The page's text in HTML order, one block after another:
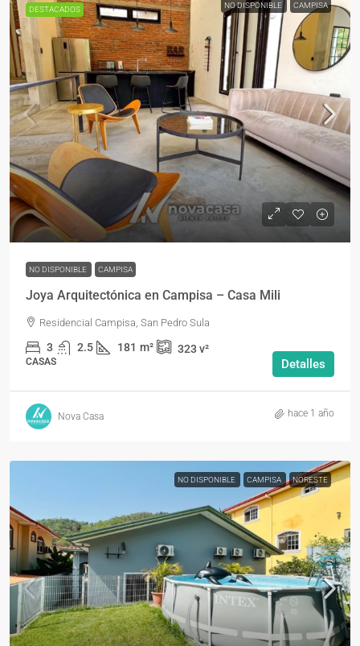
DESTACADOS NO DISPONIBLE CAMPISA
NO DISPONIBLE CAMPISA
Joya Arquitectónica en Campisa – Casa Mili
Residencial Campisa, San Pedro Sula
3 2.5 181 m² 323v²
CASAS Detalles
Nova Casa hace 1 año
NO DISPONIBLE CAMPISA NORESTE